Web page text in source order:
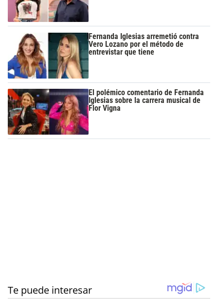
Fernanda Iglesias arremetió contra
Vero Lozano por el método de
entrevistar que tiene
El polémico comentario de Fernanda
Iglesias sobre la carrera musical de
Flor Vigna